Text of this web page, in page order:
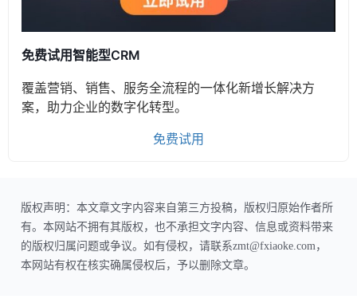
免费试用智能型CRM
覆盖营销、销售、服务全流程的一体化新增长解决方
案，助力企业的数字化转型。
免费试用
版权声明：本文章文字内容来自第三方投稿，版权归原始作者所
有。本网站不拥有其版权，也不承担文字内容、信息或资料带来
的版权归属问题或争议。如有侵权，请联系zmt@fxiaoke.com，
本网站有权在核实确属侵权后，予以删除文章。